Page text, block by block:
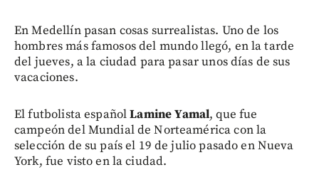
En Medellín pasan cosas surrealistas. Uno de los
hombres más famosos del mundo llegó, en la tarde
del jueves, a la ciudad para pasar unos días de sus
vacaciones.
El futbolista españolLamine Yamal, que fue
campeón del Mundial de Norteamérica con la
selección de su país el 19 de julio pasado en Nueva
York, fue visto en la ciudad.